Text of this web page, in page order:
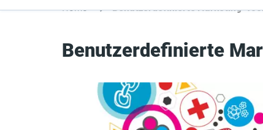
Home Benutzerdefinierte Marketing-
Benutzerdefinierte